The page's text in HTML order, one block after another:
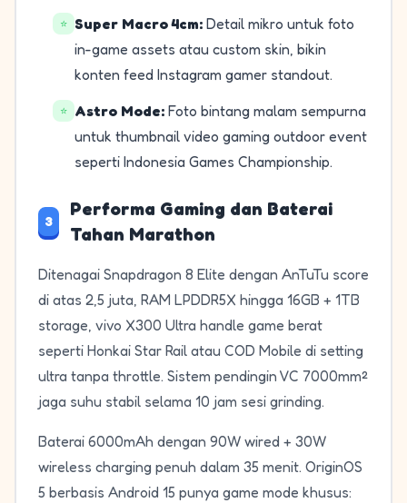
⭐ Super Macro 4cm: Detail mikro untuk foto
in-game assets atau custom skin, bikin
konten feed Instagram gamer standout.
⭐ Astro Mode: Foto bintang malam sempurna
untuk thumbnail video gaming outdoor event
seperti Indonesia Games Championship.
3
Performa Gaming dan Baterai
Tahan Marathon
Ditenagai Snapdragon 8 Elite dengan AnTuTu score
di atas 2,5 juta, RAM LPDDR5X hingga 16GB + 1TB
storage, vivo X300 Ultra handle game berat
seperti Honkai Star Rail atau COD Mobile di setting
ultra tanpa throttle. Sistem pendingin VC 7000mm²
jaga suhu stabil selama 10 jam sesi grinding.
Baterai 6000mAh dengan 90W wired + 30W
wireless charging penuh dalam 35 menit. OriginOS
5 berbasis Android 15 punya game mode khusus: